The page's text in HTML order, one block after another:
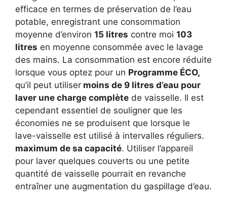
efficace en termes de préservation de l’eau
potable, enregistrant une consommation
moyenne d’environ 15 litres contre moi 103
litres en moyenne consommée avec le lavage
des mains. La consommation est encore réduite
lorsque vous optez pour un Programme ÉCO,
qu’il peut utiliser moins de 9 litres d’eau pour
laver une charge complète de vaisselle. Il est
cependant essentiel de souligner que les
économies ne se produisent que lorsque le
lave-vaisselle est utilisé à intervalles réguliers.
maximum de sa capacité. Utiliser l’appareil
pour laver quelques couverts ou une petite
quantité de vaisselle pourrait en revanche
entraîner une augmentation du gaspillage d’eau.